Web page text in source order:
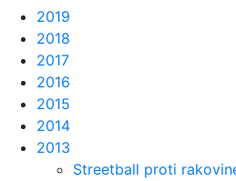
2019
2018
2017
2016
2015
2014
2013
Streetball proti